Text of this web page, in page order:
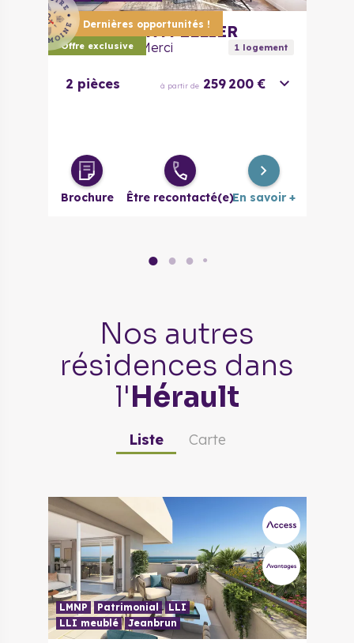
Dernières opportunités !
Offre exclusive
34000 MONTPELLIER
Le Clos de la Merci 1logement
2 pièces à partir de 259 200 €
Brochure Être recontacté(e)En savoir +
● ● ● ●
Nos autres
résidences dans
l'Hérault
Liste Carte
LMNP Patrimonial
LLI
LLI meublé
Jeanbrun